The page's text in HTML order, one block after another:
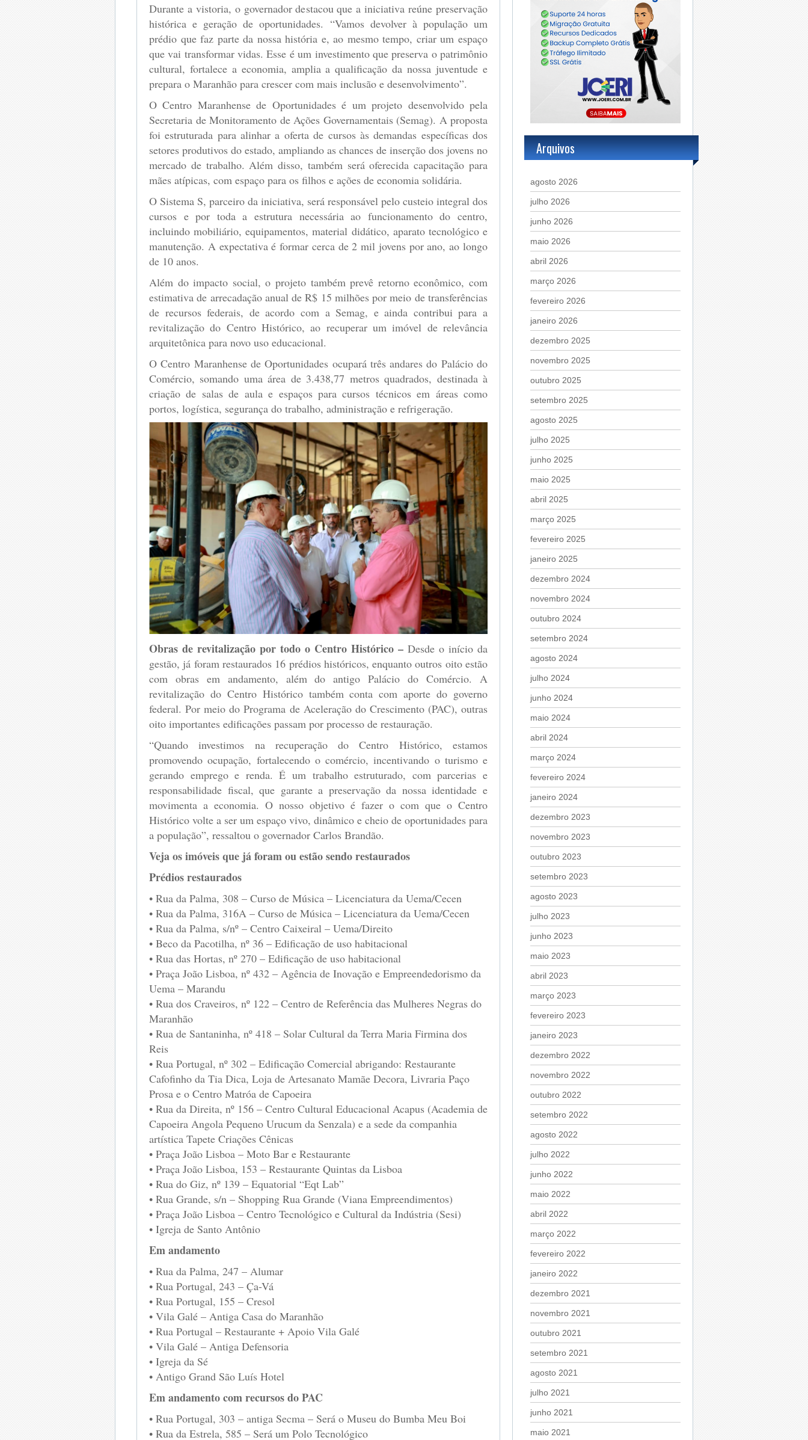
Durante a vistoria, o governador destacou que a iniciativa reúne preservação
histórica e geração de oportunidades. “Vamos devolver à população um
prédio que faz parte da nossa história e, ao mesmo tempo, criar um espaço
que vai transformar vidas. Esse é um investimento que preserva o patrimônio
cultural, fortalece a economia, amplia a qualificação da nossa juventude e
prepara o Maranhão para crescer com mais inclusão e desenvolvimento”.
O Centro Maranhense de Oportunidades é um projeto desenvolvido pela
Secretaria de Monitoramento de Ações Governamentais (Semag). A proposta
foi estruturada para alinhar a oferta de cursos às demandas específicas dos
setores produtivos do estado, ampliando as chances de inserção dos jovens no
mercado de trabalho. Além disso, também será oferecida capacitação para
mães atípicas, com espaço para os filhos e ações de economia solidária.
O Sistema S, parceiro da iniciativa, será responsável pelo custeio integral dos
cursos e por toda a estrutura necessária ao funcionamento do centro,
incluindo mobiliário, equipamentos, material didático, aparato tecnológico e
manutenção. A expectativa é formar cerca de 2 mil jovens por ano, ao longo
de 10 anos.
Além do impacto social, o projeto também prevê retorno econômico, com
estimativa de arrecadação anual de R$ 15 milhões por meio de transferências
de recursos federais, de acordo com a Semag, e ainda contribui para a
revitalização do Centro Histórico, ao recuperar um imóvel de relevância
arquitetônica para novo uso educacional.
O Centro Maranhense de Oportunidades ocupará três andares do Palácio do
Comércio, somando uma área de 3.438,77 metros quadrados, destinada à
criação de salas de aula e espaços para cursos técnicos em áreas como
portos, logística, segurança do trabalho, administração e refrigeração.
Obras de revitalização por todo o Centro Histórico – Desde o início da
gestão, já foram restaurados 16 prédios históricos, enquanto outros oito estão
com obras em andamento, além do antigo Palácio do Comércio. A
revitalização do Centro Histórico também conta com aporte do governo
federal. Por meio do Programa de Aceleração do Crescimento (PAC), outras
oito importantes edificações passam por processo de restauração.
“Quando investimos na recuperação do Centro Histórico, estamos
promovendo ocupação, fortalecendo o comércio, incentivando o turismo e
gerando emprego e renda. É um trabalho estruturado, com parcerias e
responsabilidade fiscal, que garante a preservação da nossa identidade e
movimenta a economia. O nosso objetivo é fazer o com que o Centro
Histórico volte a ser um espaço vivo, dinâmico e cheio de oportunidades para
a população”, ressaltou o governador Carlos Brandão.
Veja os imóveis que já foram ou estão sendo restaurados
Prédios restaurados
• Rua da Palma, 308 – Curso de Música – Licenciatura da Uema/Cecen
• Rua da Palma, 316A – Curso de Música – Licenciatura da Uema/Cecen
• Rua da Palma, s/nº – Centro Caixeiral – Uema/Direito
• Beco da Pacotilha, nº 36 – Edificação de uso habitacional
• Rua das Hortas, nº 270 – Edificação de uso habitacional
• Praça João Lisboa, nº 432 – Agência de Inovação e Empreendedorismo da
Uema – Marandu
• Rua dos Craveiros, nº 122 – Centro de Referência das Mulheres Negras do
Maranhão
• Rua de Santaninha, nº 418 – Solar Cultural da Terra Maria Firmina dos
Reis
• Rua Portugal, nº 302 – Edificação Comercial abrigando: Restaurante
Cafofinho da Tia Dica, Loja de Artesanato Mamãe Decora, Livraria Paço
Prosa e o Centro Matróa de Capoeira
• Rua da Direita, nº 156 – Centro Cultural Educacional Acapus (Academia de
Capoeira Angola Pequeno Urucum da Senzala) e a sede da companhia
artística Tapete Criações Cênicas
• Praça João Lisboa – Moto Bar e Restaurante
• Praça João Lisboa, 153 – Restaurante Quintas da Lisboa
• Rua do Giz, nº 139 – Equatorial “Eqt Lab”
• Rua Grande, s/n – Shopping Rua Grande (Viana Empreendimentos)
• Praça João Lisboa – Centro Tecnológico e Cultural da Indústria (Sesi)
• Igreja de Santo Antônio
Em andamento
• Rua da Palma, 247 – Alumar
• Rua Portugal, 243 – Ça-Vá
• Rua Portugal, 155 – Cresol
• Vila Galé – Antiga Casa do Maranhão
• Rua Portugal – Restaurante + Apoio Vila Galé
• Vila Galé – Antiga Defensoria
• Igreja da Sé
• Antigo Grand São Luís Hotel
Em andamento com recursos do PAC
• Rua Portugal, 303 – antiga Secma – Será o Museu do Bumba Meu Boi
• Rua da Estrela, 585 – Será um Polo Tecnológico
Arquivos
agosto 2026
julho 2026
junho 2026
maio 2026
abril 2026
março 2026
fevereiro 2026
janeiro 2026
dezembro 2025
novembro 2025
outubro 2025
setembro 2025
agosto 2025
julho 2025
junho 2025
maio 2025
abril 2025
março 2025
fevereiro 2025
janeiro 2025
dezembro 2024
novembro 2024
outubro 2024
setembro 2024
agosto 2024
julho 2024
junho 2024
maio 2024
abril 2024
março 2024
fevereiro 2024
janeiro 2024
dezembro 2023
novembro 2023
outubro 2023
setembro 2023
agosto 2023
julho 2023
junho 2023
maio 2023
abril 2023
março 2023
fevereiro 2023
janeiro 2023
dezembro 2022
novembro 2022
outubro 2022
setembro 2022
agosto 2022
julho 2022
junho 2022
maio 2022
abril 2022
março 2022
fevereiro 2022
janeiro 2022
dezembro 2021
novembro 2021
outubro 2021
setembro 2021
agosto 2021
julho 2021
junho 2021
maio 2021